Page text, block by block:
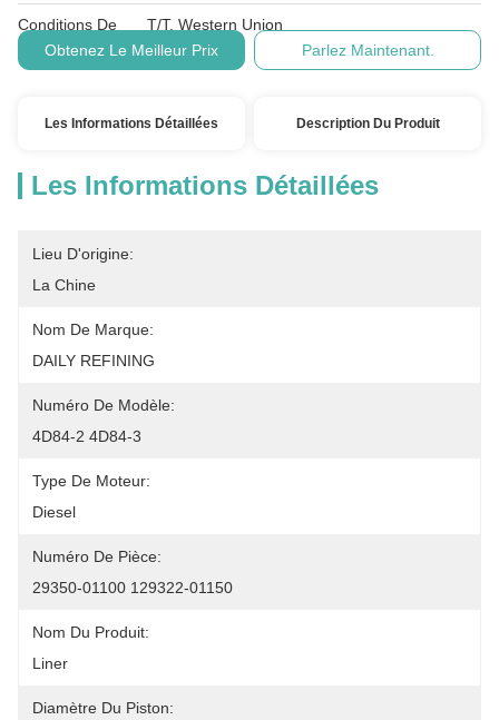
Conditions De
Paiement:
T/T, Western Union
Obtenez Le Meilleur Prix
Parlez Maintenant.
Les Informations Détaillées Description Du Produit
Les Informations Détaillées
Lieu D'origine:
La Chine
Nom De Marque:
DAILY REFINING
Numéro De Modèle:
4D84-2 4D84-3
Type De Moteur:
Diesel
Numéro De Pièce:
29350-01100 129322-01150
Nom Du Produit:
Liner
Diamètre Du Piston: